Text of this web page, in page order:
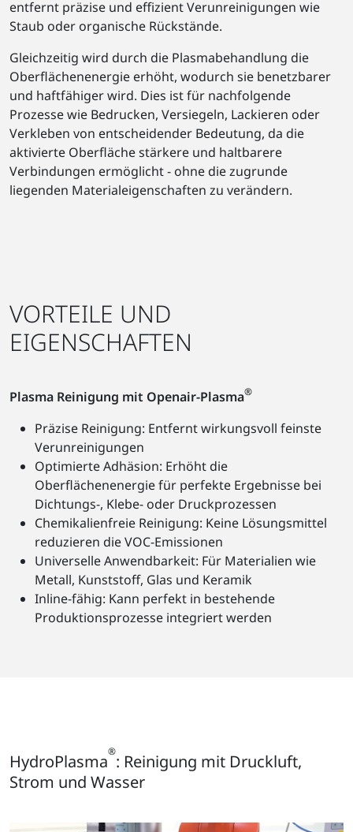
entfernt präzise und effizient Verunreinigungen wie
Staub oder organische Rückstände.
Gleichzeitig wird durch die Plasmabehandlung die
Oberflächenenergie erhöht, wodurch sie benetzbarer
und haftfähiger wird. Dies ist für nachfolgende
Prozesse wie Bedrucken, Versiegeln, Lackieren oder
Verkleben von entscheidender Bedeutung, da die
aktivierte Oberfläche stärkere und haltbarere
Verbindungen ermöglicht - ohne die zugrunde
liegenden Materialeigenschaften zu verändern.
VORTEILE UND
EIGENSCHAFTEN
Plasma Reinigung mit Openair-Plasma®
Präzise Reinigung: Entfernt wirkungsvoll feinste
Verunreinigungen
Optimierte Adhäsion: Erhöht die
Oberflächenenergie für perfekte Ergebnisse bei
Dichtungs-, Klebe- oder Druckprozessen
Chemikalienfreie Reinigung: Keine Lösungsmittel
reduzieren die VOC-Emissionen
Universelle Anwendbarkeit: Für Materialien wie
Metall, Kunststoff, Glas und Keramik
Inline-fähig: Kann perfekt in bestehende
Produktionsprozesse integriert werden
HydroPlasma®: Reinigung mit Druckluft,
Strom und Wasser